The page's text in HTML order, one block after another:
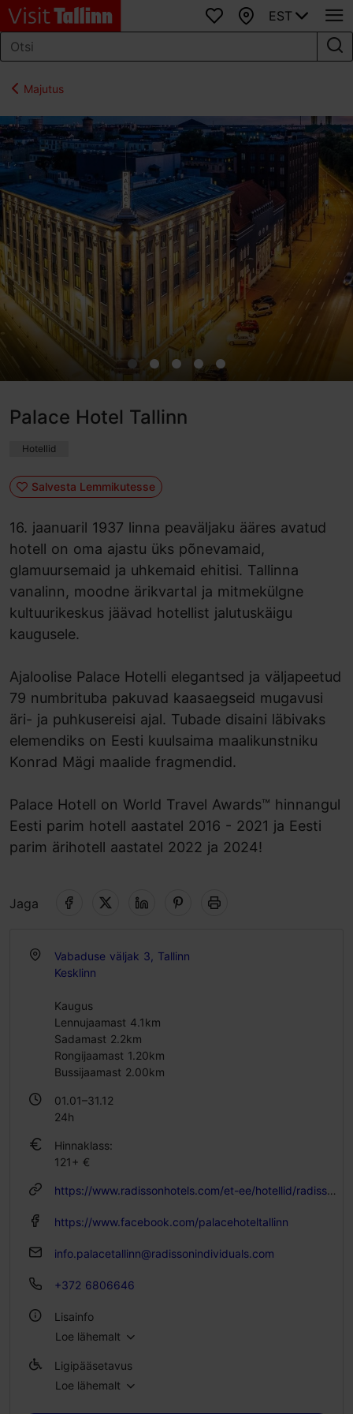
Lemmikud
Kaart
EST
Majutus
Palace Hotel Tallinn
Hotellid
Salvesta Lemmikutesse
16. jaanuaril 1937 linna peaväljaku ääres avatud
hotell on oma ajastu üks põnevamaid,
glamuursemaid ja uhkemaid ehitisi. Tallinna
vanalinn, moodne ärikvartal ja mitmekülgne
kultuurikeskus jäävad hotellist jalutuskäigu
kaugusele.
Ajaloolise Palace Hotelli elegantsed ja väljapeetud
79 numbrituba pakuvad kaasaegseid mugavusi
äri- ja puhkusereisi ajal. Tubade disaini läbivaks
elemendiks on Eesti kuulsaima maalikunstniku
Konrad Mägi maalide fragmendid.
Palace Hotell on World Travel Awards™ hinnangul
Eesti parim hotell aastatel 2016 - 2021 ja Eesti
parim ärihotell aastatel 2022 ja 2024!
Jaga
Vabaduse väljak 3, Tallinn
Kesklinn
Kaugus
Lennujaamast 4.1km
Sadamast 2.2km
Rongijaamast 1.20km
Bussijaamast 2.00km
01.01–31.12
24h
Hinnaklass:
121+ €
https://www.radissonhotels.com/et-ee/hotellid/radisson-individuals-palace-tallinn
https://www.facebook.com/palacehoteltallinn
info.palacetallinn@radissonindividuals.com
+372 6806646
Lisainfo
Voodikohtade arv: 158
Loe lähemalt
Ligipääsetavus
Loe lähemalt